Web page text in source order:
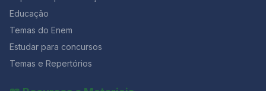
Educação
Temas do Enem
Estudar para concursos
Temas e Repertórios